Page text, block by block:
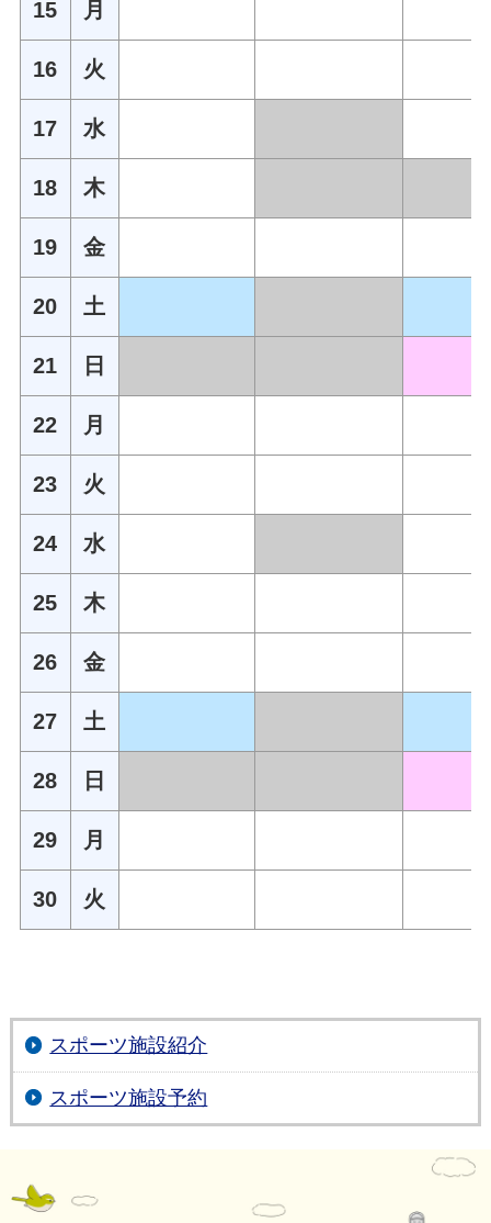
15 月
16 火
17 水
18 木
19 金
20 土
21 日
22 月
23 火
24 水
25 木
26 金
27 土
28 日
29 月
30 火
スポーツ施設紹介
スポーツ施設予約